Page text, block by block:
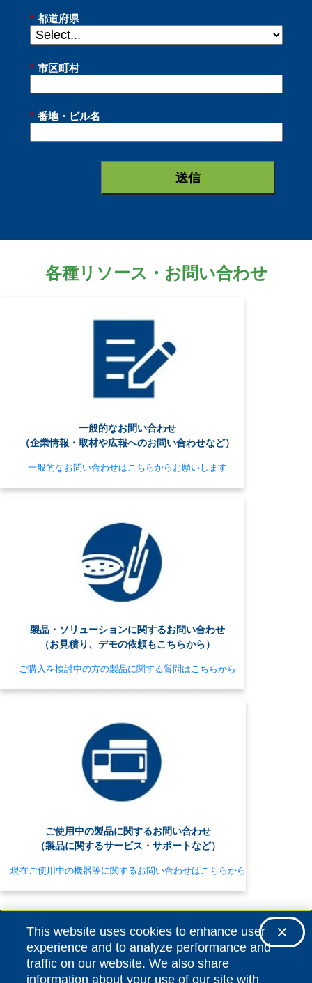
* 都道府県
* 市区町村
* 番地・ビル名
送信
各種リソース・お問い合わせ
一般的なお問い合わせ
（企業情報・取材や広報へのお問い合わせなど）
一般的なお問い合わせはこちらからお願いします
製品・ソリューションに関するお問い合わせ
（お見積り、デモの依頼もこちらから）
ご購入を検討中の方の製品に関する質問はこちらから
ご使用中の製品に関するお問い合わせ
（製品に関するサービス・サポートなど）
現在ご使用中の機器等に関するお問い合わせはこちらから
This website uses cookies to enhance user
experience and to analyze performance and
traffic on our website. We also share
information about your use of our site with